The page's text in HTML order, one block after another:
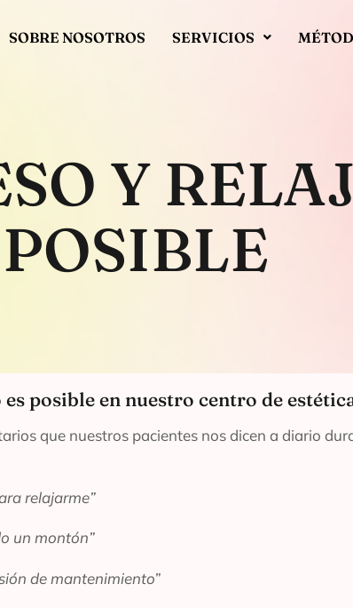
SOBRE NOSOTROS SERVICIOS
Y
POSIBLE
posible en nuestro centro de
que nuestros pacientes nos dicen a diario
relajarme”
un montón”
de mantenimiento”